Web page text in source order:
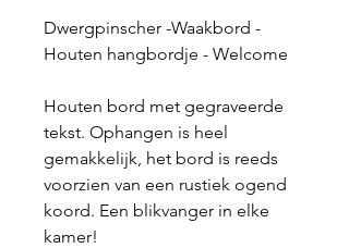
Dwergpinscher -Waakbord -
Houten hangbordje - Welcome
Houten bord met gegraveerde
tekst. Ophangen is heel
gemakkelijk, het bord is reeds
voorzien van een rustiek ogend
koord. Een blikvanger in elke
kamer!